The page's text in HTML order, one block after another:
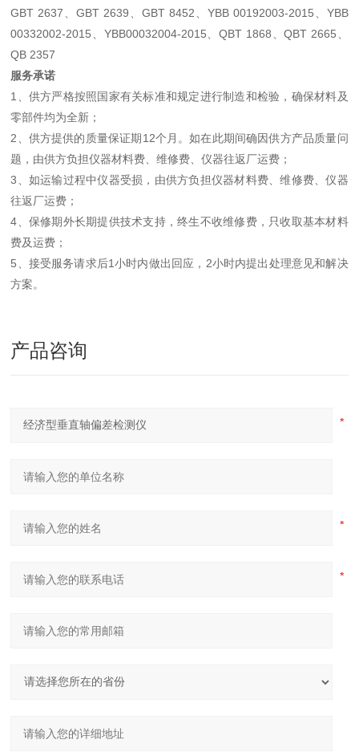
GBT 2637、GBT 2639、GBT 8452、YBB 00192003-2015、YBB
00332002-2015、YBB00032004-2015、QBT 1868、QBT 2665、
QB 2357
服务承诺
1、供方严格按照国家有关标准和规定进行制造和检验，确保材料及
零部件均为全新；
2、供方提供的质量保证期12个月。如在此期间确因供方产品质量问
题，由供方负担仪器材料费、维修费、仪器往返厂运费；
3、如运输过程中仪器受损，由供方负担仪器材料费、维修费、仪器
往返厂运费；
4、保修期外长期提供技术支持，终生不收维修费，只收取基本材料
费及运费；
5、接受服务请求后1小时内做出回应，2小时内提出处理意见和解决
方案。
产品咨询